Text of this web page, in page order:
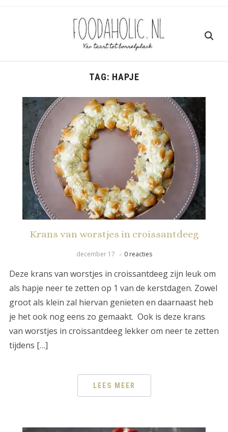
TAG: HAPJE
Krans van worstjes in croissantdeeg
december 17 0 reacties
Deze krans van worstjes in croissantdeeg zijn leuk om
als hapje neer te zetten op 1 van de kerstdagen. Zowel
groot als klein zal hiervan genieten en daarnaast heb
je het ook nog eens zo gemaakt. Ook is deze krans
van worstjes in croissantdeeg lekker om neer te zetten
tijdens […]
LEES MEER